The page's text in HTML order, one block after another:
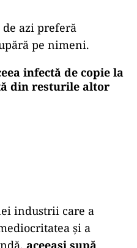
azi preferă
pe nimeni.
infectă de copie la
din resturile altor
industrii care a
și a